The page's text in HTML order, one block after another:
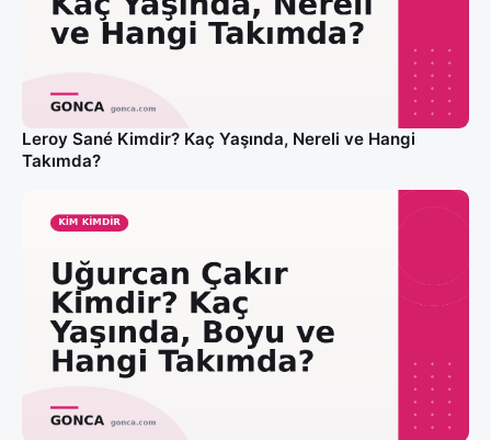
Leroy Sané Kimdir? Kaç Yaşında, Nereli ve Hangi
Takımda?